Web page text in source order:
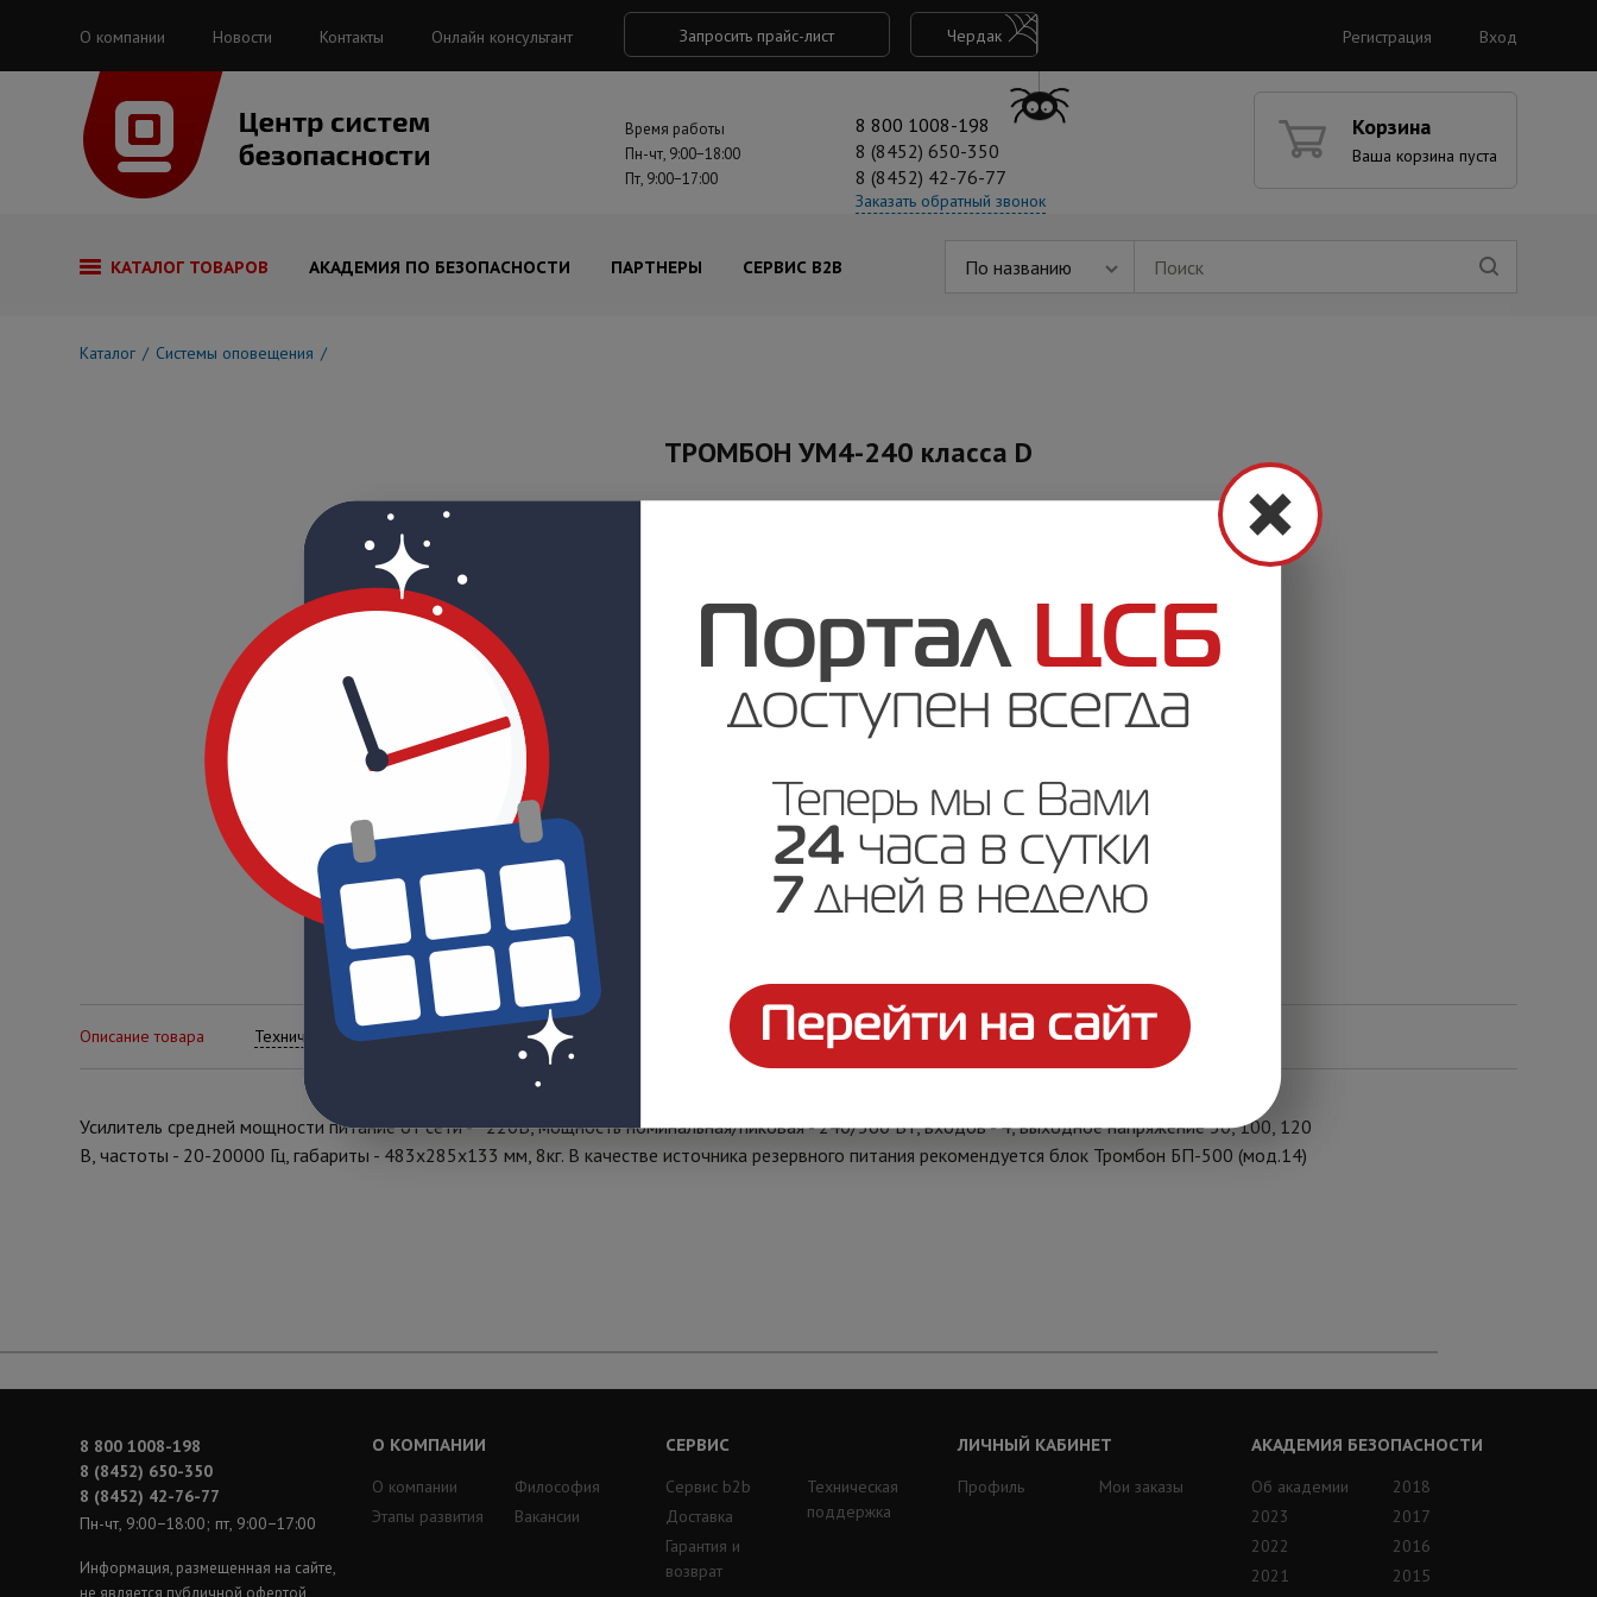
О компании Новости Контакты Онлайн консультант Запросить прайс-лист Чердак Регистрация Вход
Время работы
Пн-чт, 9:00−18:00
Пт, 9:00−17:00
8 800 1008-198
8 (8452) 650-350
8 (8452) 42-76-77
Заказать обратный звонок
Корзина
Ваша корзина пуста
КАТАЛОГ ТОВАРОВ АКАДЕМИЯ ПО БЕЗОПАСНОСТИ ПАРТНЕРЫ СЕРВИС B2B По названию
Каталог Системы оповещения
ТРОМБОН УМ4-240 класса D
Описание товара Технические характеристики
Усилитель средней мощности питание от сети - ~220В, мощность номинальная/пиковая - 240/360 Вт, входов - 4, выходное напряжение 30, 100, 120
В, частоты - 20-20000 Гц, габариты - 483х285х133 мм, 8кг. В качестве источника резервного питания рекомендуется блок Тромбон БП-500 (мод.14)
8 800 1008-198
8 (8452) 650-350
8 (8452) 42-76-77
Пн-чт, 9:00−18:00; пт, 9:00−17:00
Информация, размещенная на сайте,
не является публичной офертой
О КОМПАНИИ
О компании
Этапы развития
Философия
Вакансии
СЕРВИС
Сервис b2b
Доставка
Гарантия и
возврат
Техническая
поддержка
ЛИЧНЫЙ КАБИНЕТ
Профиль
Мои заказы
АКАДЕМИЯ БЕЗОПАСНОСТИ
Об академии
2023
2022
2021
2018
2017
2016
2015